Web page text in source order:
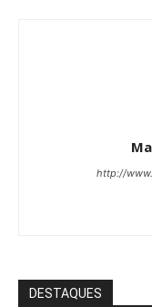
http://
DESTAQUES